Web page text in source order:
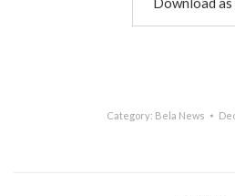
Category: Bela News